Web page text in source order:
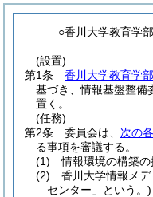
○香川大学教育学
(設置)
第1条
香川大学教育学
基づき、情報基盤整備
置く。
(任務)
第2条
委員会は、 次の
る事項を審議する。
(1)
情報環境の構築の
(2)
香川大学情報メ
センター」という。)